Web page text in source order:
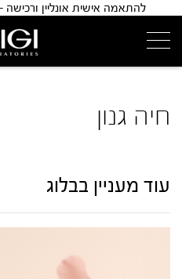
להתאמה אישית אונליין ורכישה -
חיה גנון
עוד מעניין בבלוג